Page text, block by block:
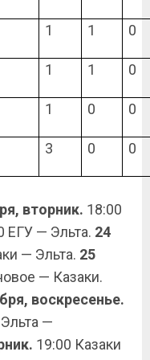
1 1 0
1 1 0
1 0 0
3 0 0
вторник. 18:00
ЕГУ — Эльта. 24
— Эльта. 25
— Казаки.
воскресенье.
—
19:00 Казаки